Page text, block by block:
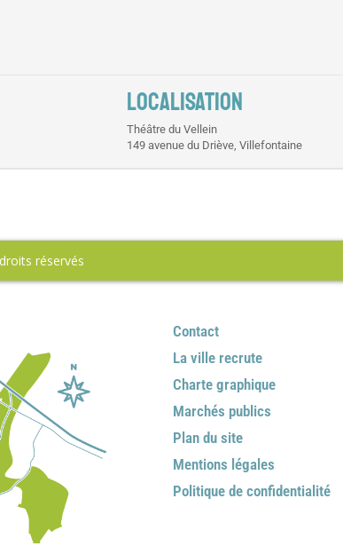
LOCALISATION
Théâtre du Vellein
149 avenue du Driève, Villefontaine
réservés
Contact
La ville recrute
Charte graphique
Marchés publics
Plan du site
Mentions légales
Politique de confidentialité